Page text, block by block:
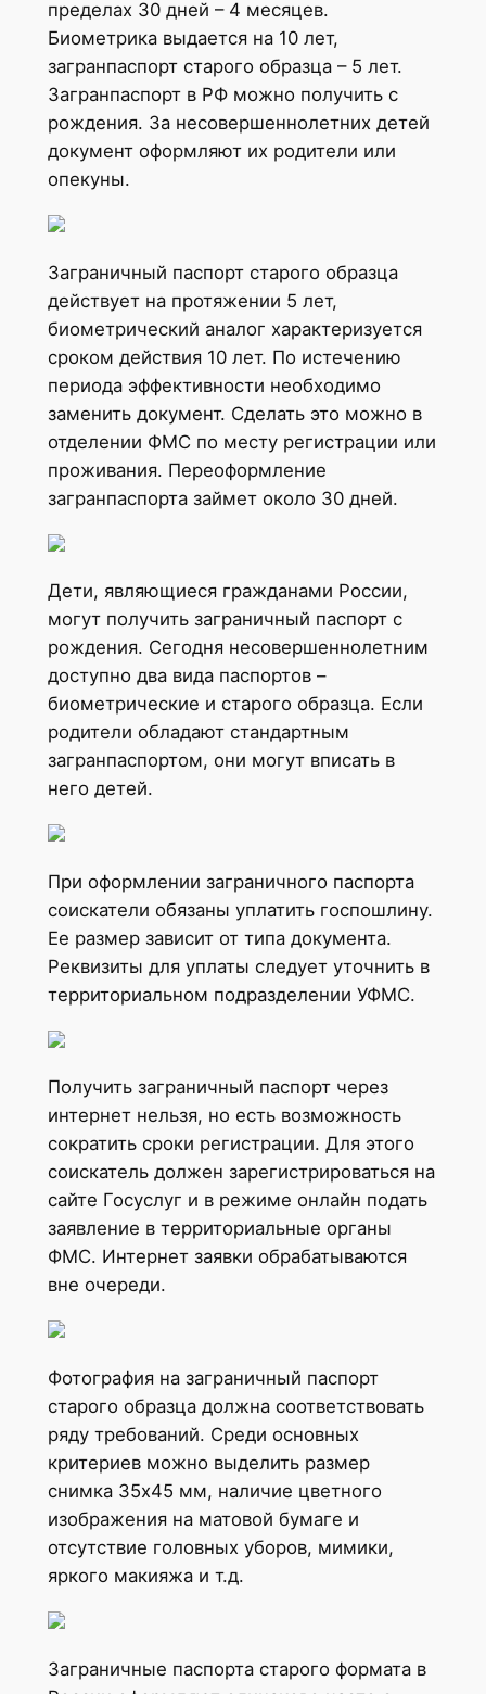
пределах 30 дней – 4 месяцев.
Биометрика выдается на 10 лет,
загранпаспорт старого образца – 5 лет.
Загранпаспорт в РФ можно получить с
рождения. За несовершеннолетних детей
документ оформляют их родители или
опекуны.
Заграничный паспорт старого образца
действует на протяжении 5 лет,
биометрический аналог характеризуется
сроком действия 10 лет. По истечению
периода эффективности необходимо
заменить документ. Сделать это можно в
отделении ФМС по месту регистрации или
проживания. Переоформление
загранпаспорта займет около 30 дней.
Дети, являющиеся гражданами России,
могут получить заграничный паспорт с
рождения. Сегодня несовершеннолетним
доступно два вида паспортов –
биометрические и старого образца. Если
родители обладают стандартным
загранпаспортом, они могут вписать в
него детей.
При оформлении заграничного паспорта
соискатели обязаны уплатить госпошлину.
Ее размер зависит от типа документа.
Реквизиты для уплаты следует уточнить в
территориальном подразделении УФМС.
Получить заграничный паспорт через
интернет нельзя, но есть возможность
сократить сроки регистрации. Для этого
соискатель должен зарегистрироваться на
сайте Госуслуг и в режиме онлайн подать
заявление в территориальные органы
ФМС. Интернет заявки обрабатываются
вне очереди.
Фотография на заграничный паспорт
старого образца должна соответствовать
ряду требований. Среди основных
критериев можно выделить размер
снимка 35х45 мм, наличие цветного
изображения на матовой бумаге и
отсутствие головных уборов, мимики,
яркого макияжа и т.д.
Заграничные паспорта старого формата в